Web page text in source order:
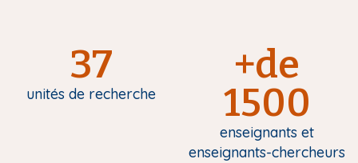
37
unités de recherche
+de
1500
enseignants et
enseignants-chercheurs